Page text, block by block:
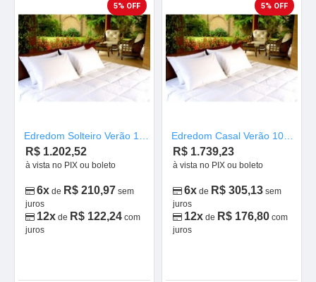
5% OFF
R$ 1.202,52
à vista no PIX ou boleto
6x de R$ 210,97 sem
juros
12x de R$ 122,24 com
juros
5% OFF
R$ 1.739,23
à vista no PIX ou boleto
6x de R$ 305,13 sem
juros
12x de R$ 176,80 com
juros